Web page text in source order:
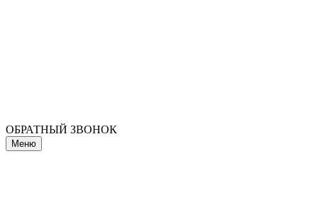
ОБРАТНЫЙ ЗВОНОК
Меню